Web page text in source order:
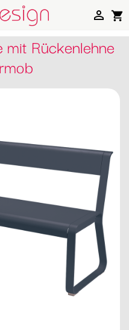
shopping_cart

mit Rückenlehne